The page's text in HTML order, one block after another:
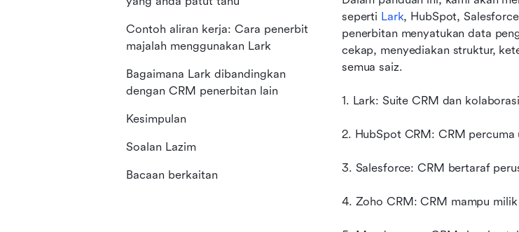
seperti Lark, HubSpot,
penerbitan menyatukan data
cekap, menyediakan struktur,
semua saiz.
1. Lark: Suite CRM dan
2. HubSpot CRM: CRM percuma
3. Salesforce: CRM bertaraf
4. Zoho CRM: CRM mampu
Contoh aliran kerja: Cara penerbit
majalah menggunakan Lark
Bagaimana Lark dibandingkan
dengan CRM penerbitan lain
Kesimpulan
Soalan Lazim
Bacaan berkaitan